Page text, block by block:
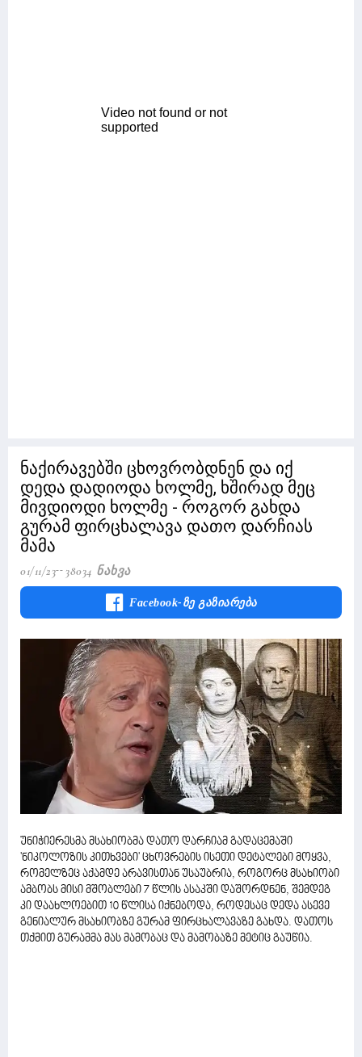
ნაქირავებში ცხოვრობდნენ და იქ
დედა დადიოდა ხოლმე, ხშირად მეც
მივდიოდი ხოლმე - როგორ გახდა
გურამ ფირცხალავა დათო დარჩიას
მამა
01/11/23 38034 Ნახვა
Facebook-Ზე Გაზიარება
უნიჭიერესმა მსახიობმა დათო დარჩიამ გადაცემაში
'ნიკოლოზის კითხვები' ცხოვრების ისეთი დეტალები მოყვა,
რომელზეც აქამდე არავისთან უსაუბრია, როგორც მსახიობი
ამბობს მისი მშობლები 7 წლის ასაკში დაშორდნენ, შემდეგ
კი დაახლოებით 10 წლისა იქნებოდა, როდესაც დედა ასევე
გენიალურ მსახიობზე გურამ ფირცხალავაზე გახდა. დათოს
თქმით გურამმა მას მამობაც და მამობაზე მეტიც გაუწია.